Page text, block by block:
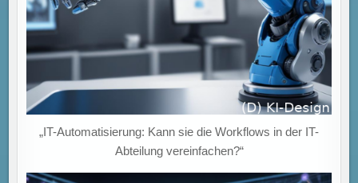
„IT-Automatisierung: Kann sie die Workflows in der IT-
Abteilung vereinfachen?“